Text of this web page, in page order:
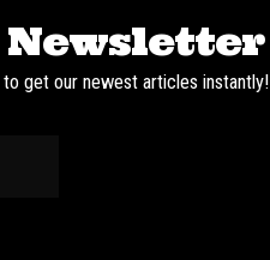
get our newest articles instantly!